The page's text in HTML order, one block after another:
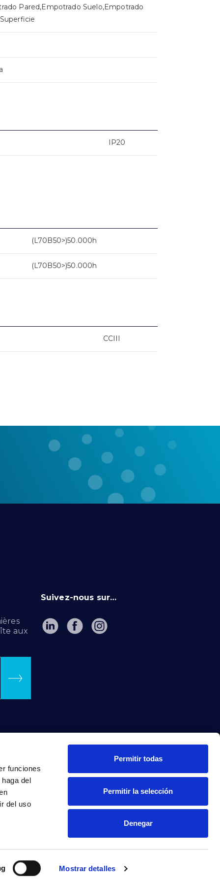
funciones
del
del uso
Mostrar detalles
Permitir todas
Permitir la selección
Denegar
Pared,Empotrado Suelo,Empotrado
IP20
(L70B50>)50.000h
(L70B50>)50.000h
CCIII
aux
Suivez-nous sur…